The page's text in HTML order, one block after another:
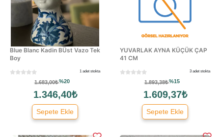
Blue Blanc Kadin BÜst Vazo Tek
Boy
1 adet stokta
1.683,00₺%20
1.346,40₺
Sepete Ekle
YUVARLAK AYNA KÜÇÜK ÇAP
41 CM
3 adet stokta
1.893,38₺%15
1.609,37₺
Sepete Ekle